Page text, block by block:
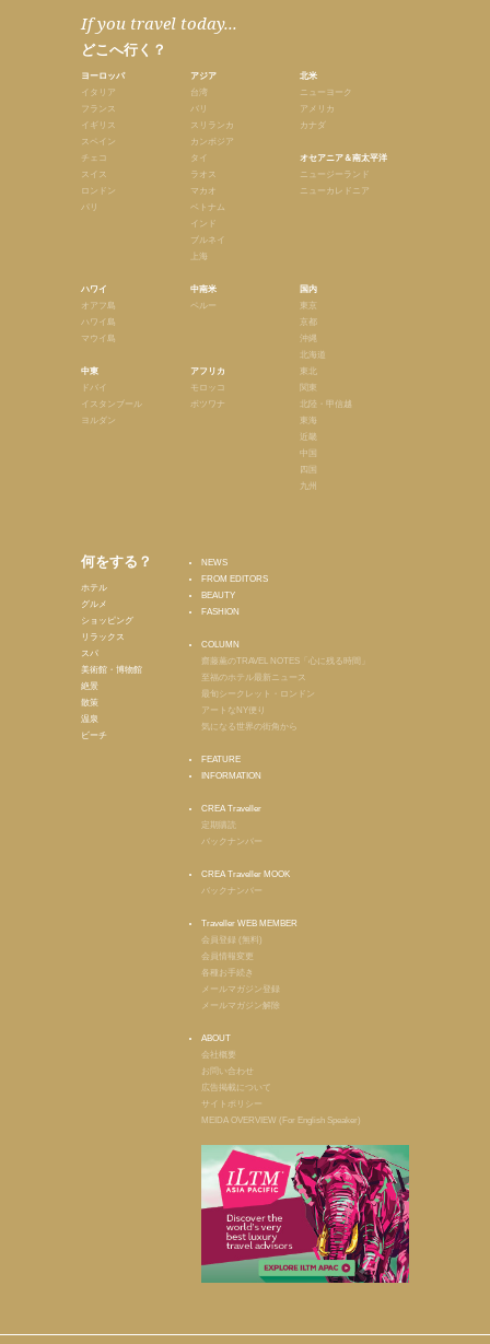
If you travel today...
どこへ行く？
ヨーロッパ
イタリア
フランス
イギリス
スペイン
チェコ
スイス
ロンドン
パリ
ハワイ
オアフ島
ハワイ島
マウイ島
中東
ドバイ
イスタンブール
ヨルダン
アジア
台湾
バリ
スリランカ
カンボジア
タイ
ラオス
マカオ
ベトナム
インド
ブルネイ
上海
中南米
ペルー
アフリカ
モロッコ
ボツワナ
北米
ニューヨーク
アメリカ
カナダ
オセアニア＆南太平洋
ニュージーランド
ニューカレドニア
国内
東京
京都
沖縄
北海道
東北
関東
北陸・甲信越
東海
近畿
中国
四国
九州
何をする？
ホテル
グルメ
ショッピング
リラックス
スパ
美術館・博物館
絶景
散策
温泉
ビーチ
NEWS
FROM EDITORS
BEAUTY
FASHION
COLUMN
齋藤薫のTRAVEL NOTES「心に残る時間」
至福のホテル最新ニュース
最旬シークレット・ロンドン
アートなNY便り
気になる世界の街角から
FEATURE
INFORMATION
CREA Traveller
定期購読
バックナンバー
CREA Traveller MOOK
バックナンバー
Traveller WEB MEMBER
会員登録 (無料)
会員情報変更
各種お手続き
メールマガジン登録
メールマガジン解除
ABOUT
会社概要
お問い合わせ
広告掲載について
サイトポリシー
MEIDA OVERVIEW (For English Speaker)